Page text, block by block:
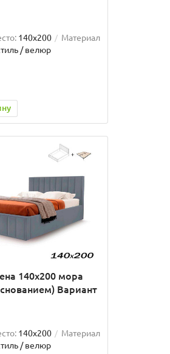
140x200
Материал
/ велюр
140х200 мора
Вариант
140x200
Материал
/ велюр